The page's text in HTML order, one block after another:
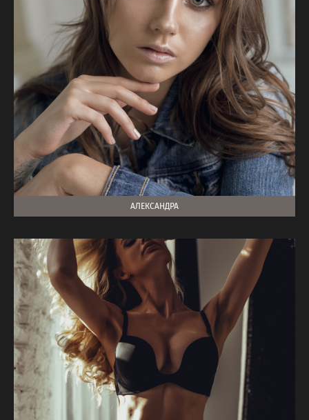
АЛЕКСАНДРА